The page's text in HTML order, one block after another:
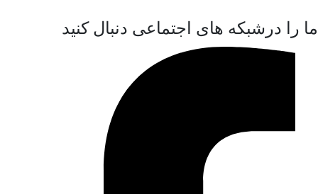
ما را درشبکه های اجتماعی دنبال کنید